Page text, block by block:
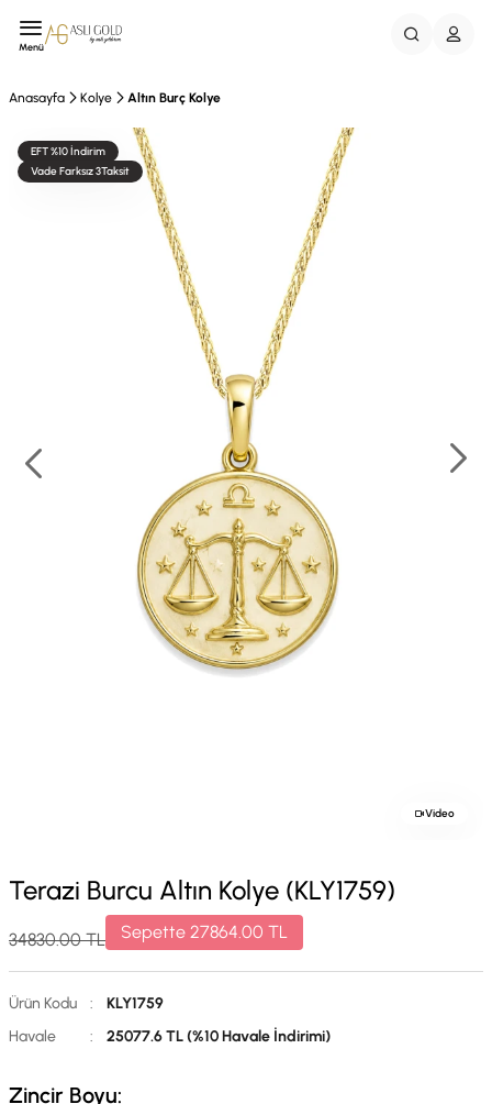
Menü
Anasayfa Kolye Altın Burç Kolye
EFT %10 İndirim
Vade Farksız 3Taksit
Video
Terazi Burcu Altın Kolye (KLY1759)
34830.00TL Sepette 27864.00 TL
Ürün Kodu :
KLY1759
Havale
: 25077.6 TL (%10 Havale İndirimi)
Zincir Boyu: